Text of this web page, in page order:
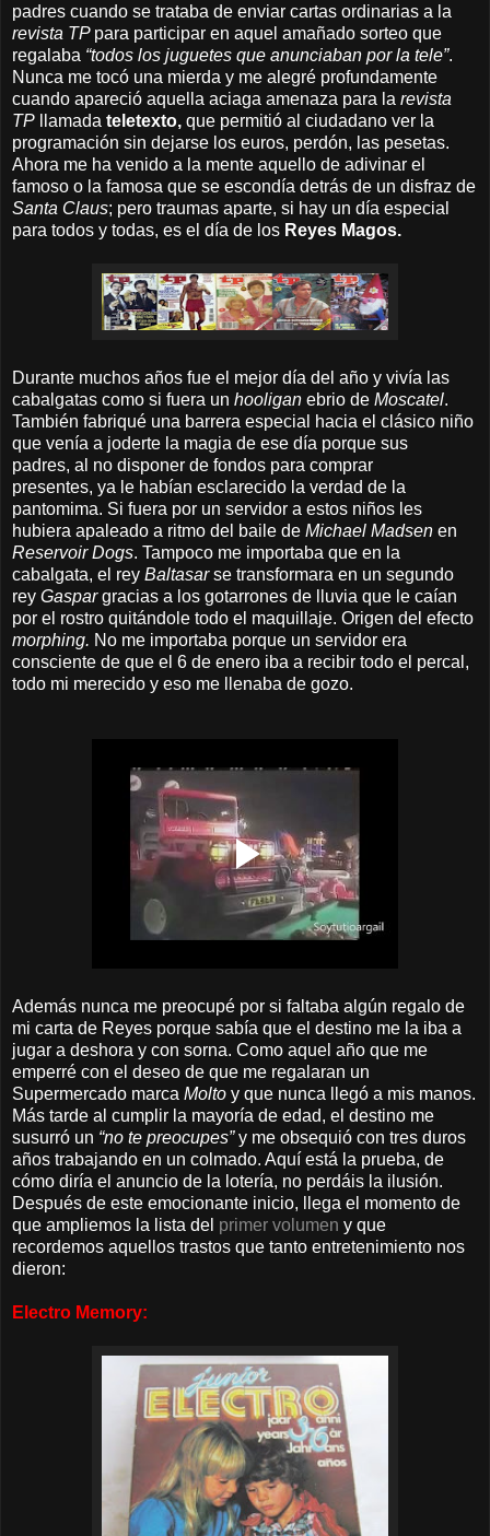
padres cuando se trataba de enviar cartas ordinarias a la
revista TP para participar en aquel amañado sorteo que
regalaba “todos los juguetes que anunciaban por la tele”.
Nunca me tocó una mierda y me alegré profundamente
cuando apareció aquella aciaga amenaza para la revista
TP llamada teletexto, que permitió al ciudadano ver la
programación sin dejarse los euros, perdón, las pesetas.
Ahora me ha venido a la mente aquello de adivinar el
famoso o la famosa que se escondía detrás de un disfraz de
Santa Claus; pero traumas aparte, si hay un día especial
para todos y todas, es el día de los Reyes Magos.
Durante muchos años fue el mejor día del año y vivía las
cabalgatas como si fuera un hooligan ebrio de Moscatel.
También fabriqué una barrera especial hacia el clásico niño
que venía a joderte la magia de ese día porque sus
padres, al no disponer de fondos para comprar
presentes, ya le habían esclarecido la verdad de la
pantomima. Si fuera por un servidor a estos niños les
hubiera apaleado a ritmo del baile de Michael Madsen en
Reservoir Dogs. Tampoco me importaba que en la
cabalgata, el rey Baltasarse transformara en un segundo
rey Gaspargracias a los gotarrones de lluvia que le caían
por el rostro quitándole todo el maquillaje. Origen del efecto
morphing. No me importaba porque un servidor era
consciente de que el 6 de enero iba a recibir todo el percal,
todo mi merecido y eso me llenaba de gozo.
Además nunca me preocupé por si faltaba algún regalo de
mi carta de Reyes porque sabía que el destino me la iba a
jugar a deshora y con sorna. Como aquel año que me
emperré con el deseo de que me regalaran un
Supermercado marca Molto y que nunca llegó a mis manos.
Más tarde al cumplir la mayoría de edad, el destino me
susurró un “no te preocupes”y me obsequió con tres duros
años trabajando en un colmado. Aquí está la prueba, de
cómo diría el anuncio de la lotería, no perdáis la ilusión.
Después de este emocionante inicio, llega el momento de
que ampliemos la lista del primer volumen y que
recordemos aquellos trastos que tanto entretenimiento nos
dieron:
Electro Memory: